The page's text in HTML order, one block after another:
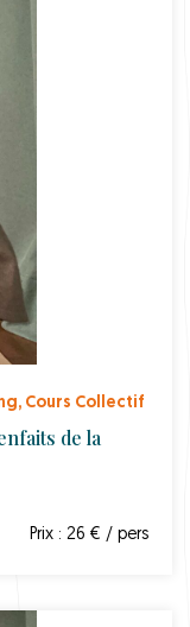
, Cours Collectif
de la
Prix : 26 € / pers